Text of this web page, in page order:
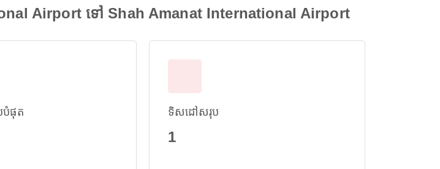
Airport ទៅ Shah Amanat International Airport
បំផុត ទិសដៅសរុប
1